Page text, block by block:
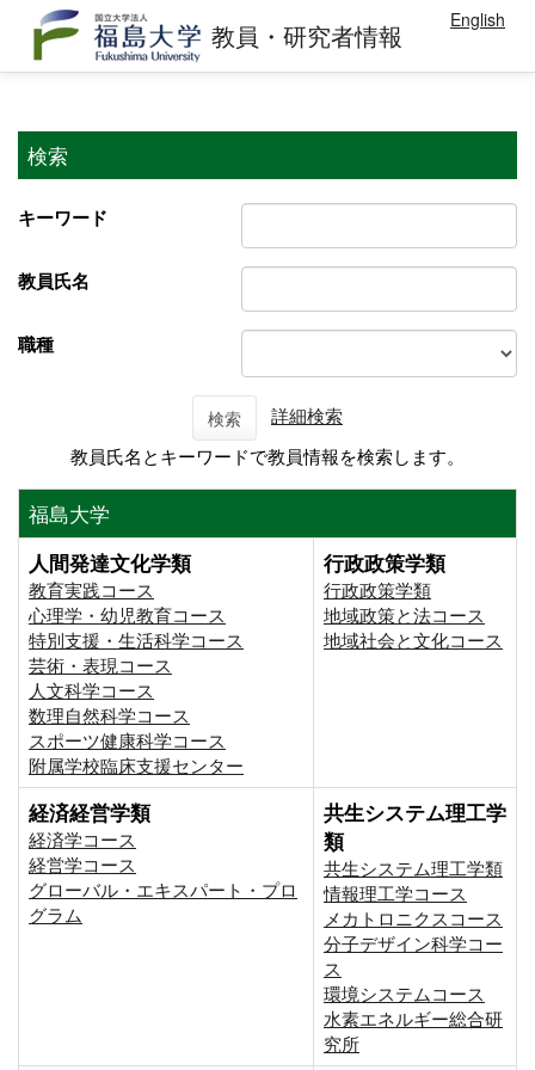
教員・研究者情報 English
検索
キーワード
教員氏名
職種
検索
詳細検索
教員氏名とキーワードで教員情報を検索します。
福島大学
人間発達文化学類
教育実践コース
心理学・幼児教育コース
特別支援・生活科学コース
芸術・表現コース
人文科学コース
数理自然科学コース
スポーツ健康科学コース
附属学校臨床支援センター
行政政策学類
行政政策学類
地域政策と法コース
地域社会と文化コース
経済経営学類
経済学コース
経営学コース
グローバル・エキスパート・プロ
グラム
共生システム理工学
類
共生システム理工学類
情報理工学コース
メカトロニクスコース
分子デザイン科学コー
ス
環境システムコース
⽔素エネルギー総合研
究所